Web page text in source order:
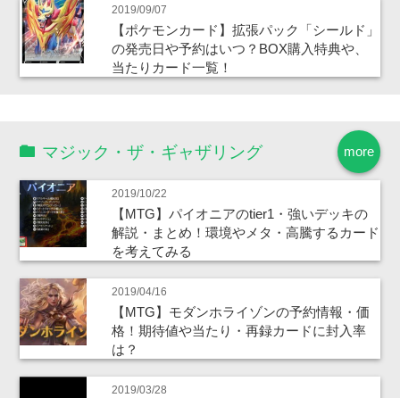
2019/09/07
【ポケモンカード】拡張パック「シールド」
の発売日や予約はいつ？BOX購入特典や、
当たりカード一覧！
more
マジック・ザ・ギャザリング
2019/10/22
【MTG】パイオニアのtier1・強いデッキの
解説・まとめ！環境やメタ・高騰するカード
を考えてみる
2019/04/16
【MTG】モダンホライゾンの予約情報・価
格！期待値や当たり・再録カードに封入率
は？
2019/03/28